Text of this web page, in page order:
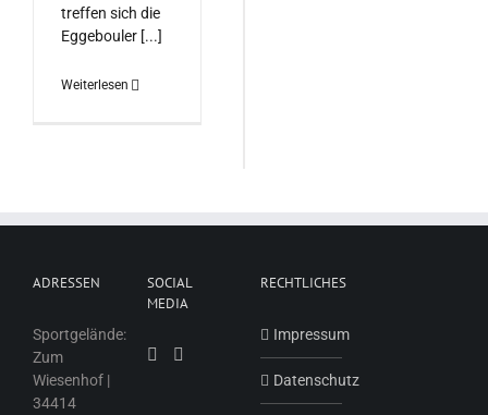
treffen sich die
Eggebouler [...]
Weiterlesen
ADRESSEN
Sportgelände:
Zum
Wiesenhof |
34414
SOCIAL
MEDIA
RECHTLICHES
Impressum
Datenschutz